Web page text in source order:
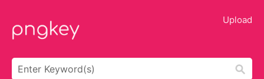
Upload